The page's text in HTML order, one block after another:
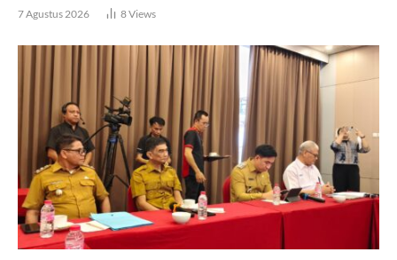
7 Agustus 2026 8Views